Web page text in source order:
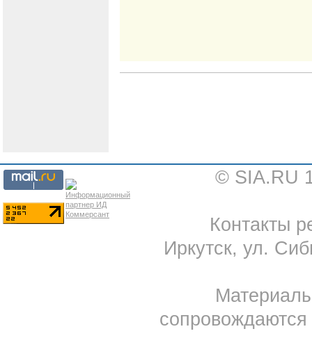
© SIA.RU
Контакты
Иркутск, ул.